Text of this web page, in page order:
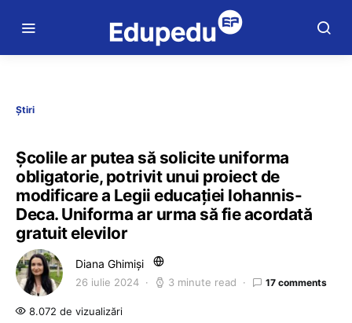
Știri
Școlile ar putea să solicite uniforma
obligatorie, potrivit unui proiect de
modificare a Legii educației Iohannis-
Deca. Uniforma ar urma să fie acordată
gratuit elevilor
Diana Ghimiși
26 iulie 2024 3 minute read 17 comments
8.072 de vizualizări